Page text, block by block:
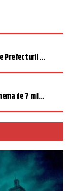
Prefecturii ...
de 7 mil...